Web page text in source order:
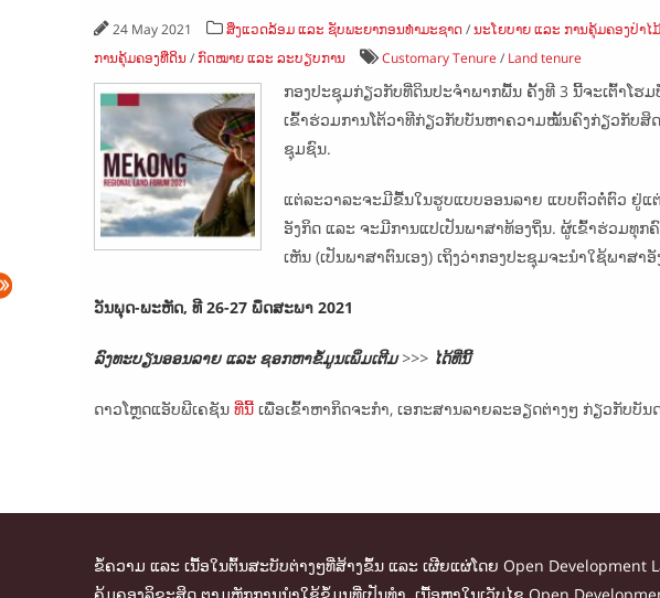
24 May 2021 ສິ່ງແວດລ້ອມ ແລະ ຊັບພະຍາກອນທຳມະຊາດ /ນະໂຍບາຍ ແລະ ການຄຸ້ມຄອງປ່າໄມ້
ການຄຸ້ມຄອງທີ່ດິນ /ກົດໝາຍ ແລະ ລະບຽບການ Customary Tenure / Land tenure
ກອງປະຊຸມກ່ຽວກັບທີ່ດິນປະຈຳພາກພື້ນ ຄັ້ງທີ 3 ນີ້ຈະເຕົ້າໂຮ
ເຂົ້າຮ່ວມການໂຕ້ວາທີກ່ຽວກັບບັນຫາຄວາມໝັ້ນຄົງກ່ຽວກັບ
ຊຸມຊົນ.
ແຕ່ລະວາລະຈະມີຂື້ນໃນຮູບແບບອອນລາຍ ແບບຕົວຕໍ່ຕົວ ຢູ່ແ
ອັງກິດ ແລະ ຈະມີການແປເປັນພາສາທ້ອງຖິ່ນ. ຜູ້ເຂົ້າຮ່ວມທຸ
ເຫັນ (ເປັນພາສາຕົນເອງ) ເຖິງວ່າກອງປະຊຸມຈະນຳໃຊ້ພາສາ
ວັນພຸດ-ພະຫັດ, ທີ 26-27 ພຶດສະພາ 2021
ລົງທະບຽນອອນລາຍ ແລະ ຊອກຫາຂໍ້ມູນເພິ່ມເຕີມ>>> ໄດ້ທີ່ນີ້
ດາວໂຫຼດແອັບພີເຄຊັນ ທີ່ນີ້ເພື່ອເຂົ້າຫາກິດຈະກຳ, ເອກະສານລາຍລະອຽດຕ່າງໆ ກ່ຽວກັບບັນ
ຂໍ້ຄວາມ ແລະ ເນື້ອໃນຕົ້ນສະບັບຕ່າງໆທີ່ສ້າງຂຶ້ນ ແລະ ເຜີຍແຜ່ໂດຍ Open